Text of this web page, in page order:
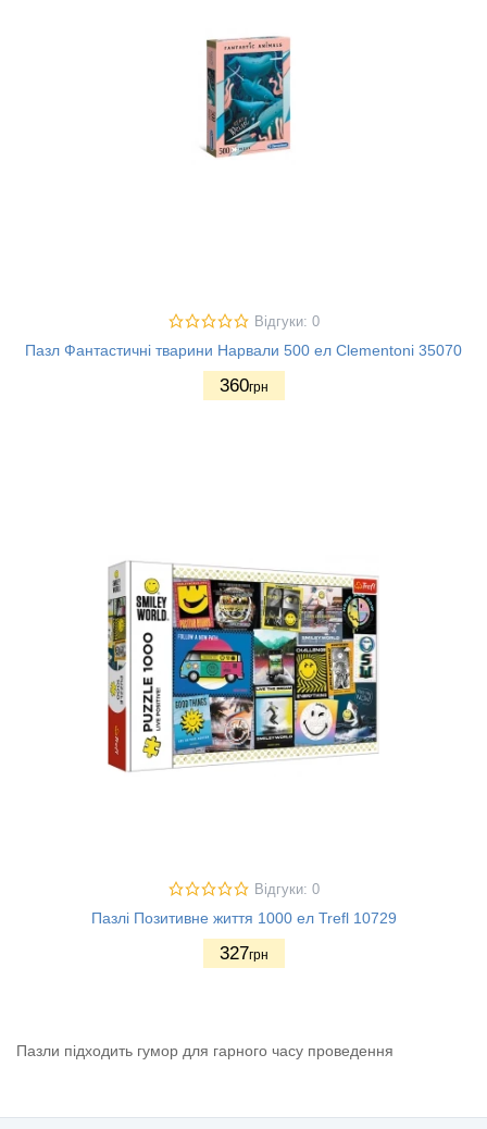
Відгуки: 0
Пазл Фантастичні тварини Нарвали 500 ел Clementoni 35070
360грн
Відгуки: 0
Пазлі Позитивне життя 1000 ел Trefl 10729
327грн
Пазли підходить гумор для гарного часу проведення